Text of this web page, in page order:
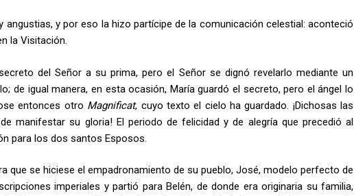
angustias, y por eso la hizo partícipe de la comunicación celestial: aconteció
la Visitación.
del Señor a su prima, pero el Señor se dignó revelarlo mediante un
de igual manera, en esta ocasión, María guardó el secreto, pero el ángel lo
entonces otro Magnificat, cuyo texto el cielo ha guardado. ¡Dichosas las
manifestar su gloria! El periodo de felicidad y de alegría que precedió al
para los dos santos Esposos.
que se hiciese el empadronamiento de su pueblo, José, modelo perfecto de
imperiales y partió para Belén, de donde era originaria su familia,